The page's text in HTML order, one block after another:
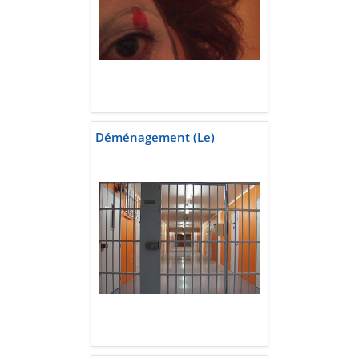
Déménagement (Le)